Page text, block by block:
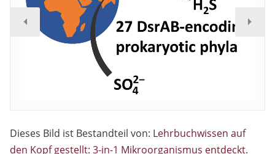
Dieses Bild ist Bestandteil von: Lehrbuchwissen auf
den Kopf gestellt: 3-in-1 Mikroorganismus entdeckt.